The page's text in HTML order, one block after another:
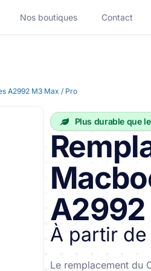
Réparation Mac Portable
Réparation PC Fixe
Accessoires
Découvrir Handy
Nos boutiques Contact
A2992 M3 Max / Pro
Plus durable que
A2992
À partir de
Le remplacement du